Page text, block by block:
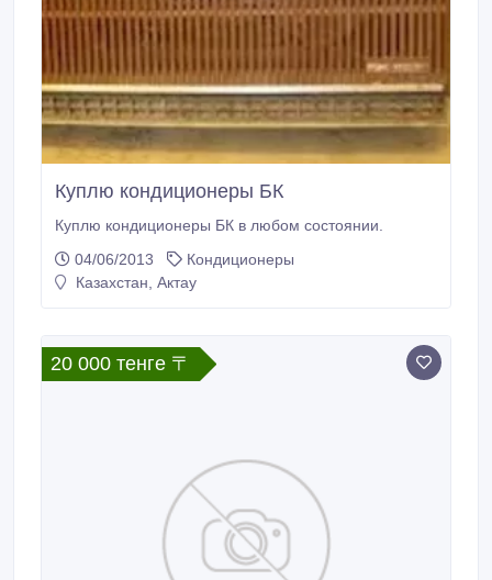
Куплю кондиционеры БК
Куплю кондиционеры БК в любом состоянии.
04/06/2013
Кондиционеры
Казахстан, Актау
20 000 тенге 〒